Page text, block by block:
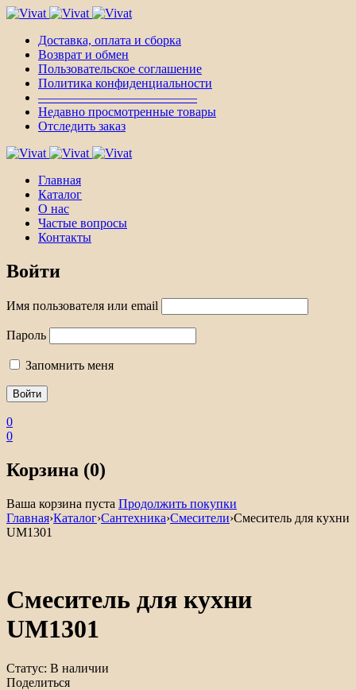
Доставка, оплата и сборка
Возврат и обмен
Пользовательское соглашение
Политика конфиденциальности
————————————–
Недавно просмотренные товары
Отследить заказ
Главная
Каталог
О нас
Частые вопросы
Контакты
Войти
Имя пользователя или email
Пароль
Запомнить меня
0
0
Корзина (0)
Ваша корзина пуста Продолжить покупки
Главная›Каталог›Сантехника›Смесители›Смеситель для кухни
UM1301
Смеситель для кухни
UM1301
Статус: В наличии
Поделиться